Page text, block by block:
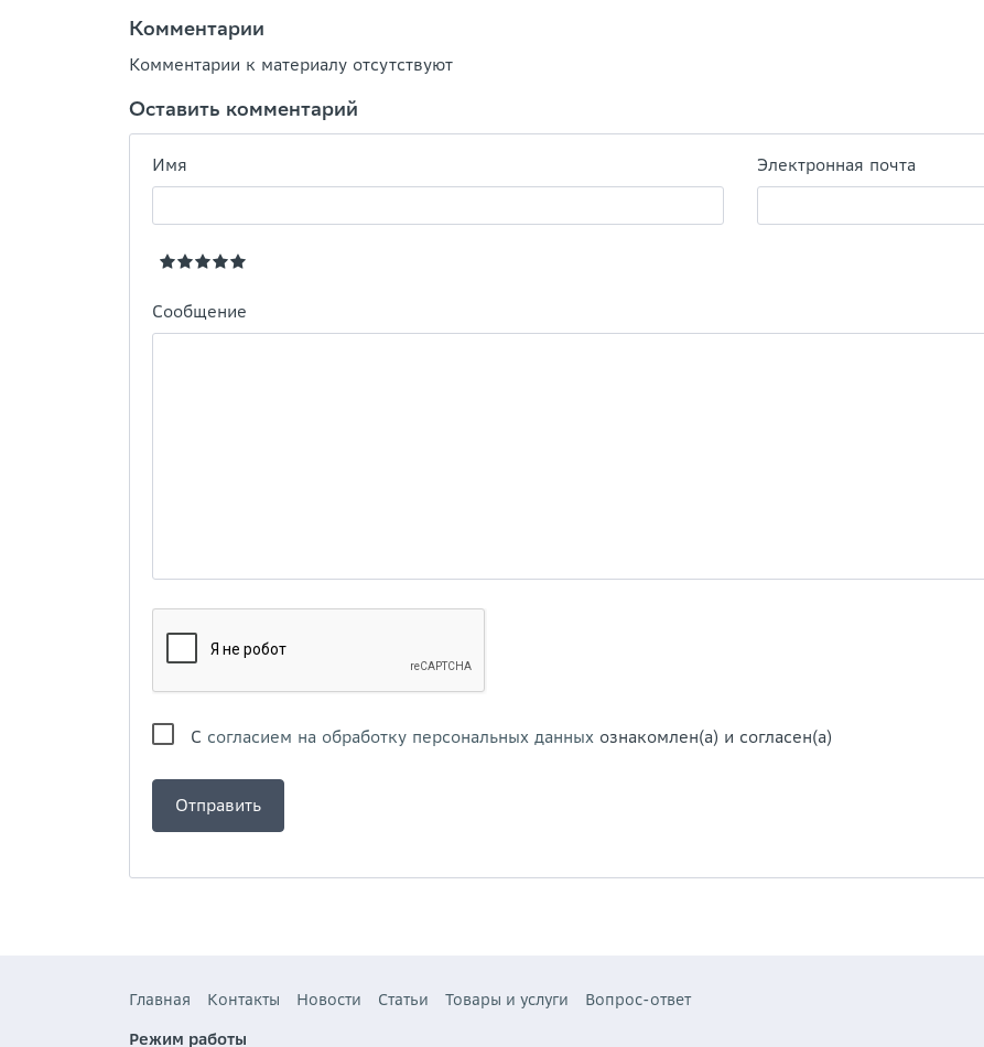
Комментарии
Комментарии к материалу отсутствуют
Оставить комментарий
Имя Электронная почта
Сообщение
С согласием на обработку персональных данных ознакомлен(а) и согласен(а)
Главная Контакты Новости Статьи Товары и услуги
Вопрос-ответ
Режим работы